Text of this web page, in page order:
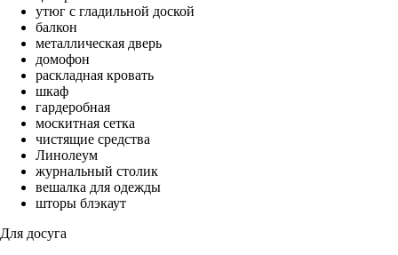
утюг с гладильной доской
балкон
металлическая дверь
домофон
раскладная кровать
шкаф
гардеробная
москитная сетка
чистящие средства
Линолеум
журнальный столик
вешалка для одежды
шторы блэкаут
Для досуга